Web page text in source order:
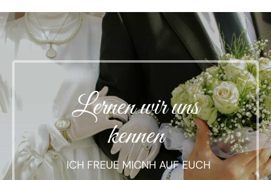
Lernen wir uns
kennen
ICH FREUE MICNH AUF EUCH